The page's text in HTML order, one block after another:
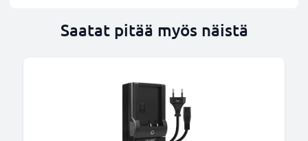
Saatat pitää myös näistä